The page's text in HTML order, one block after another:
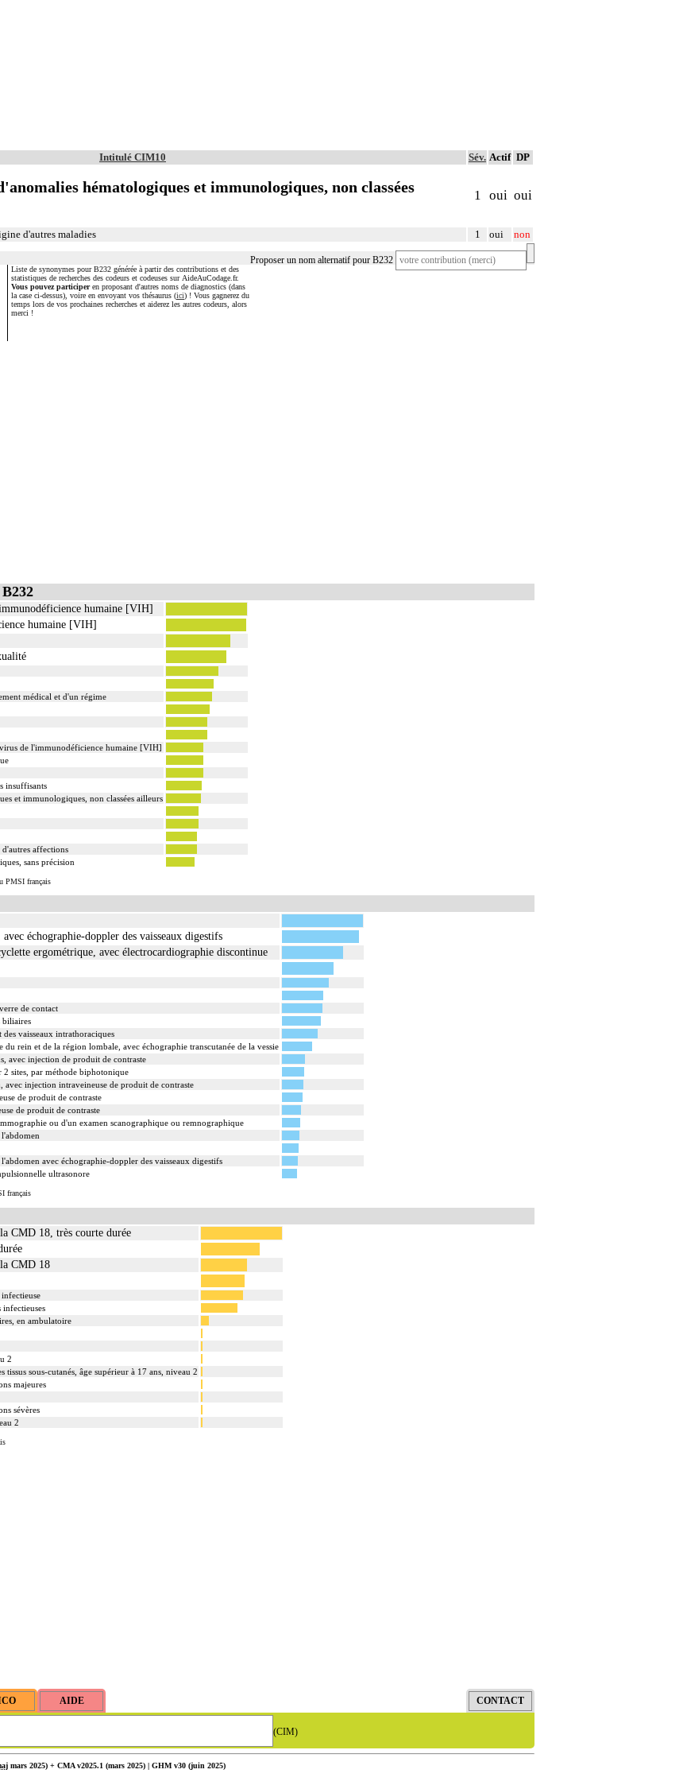
Intitulé CIM10 Sév. Actif DP
hématologiques et immunologiques, non classées
1 oui oui
d'autres maladies 1 oui non
Proposer un nom alternatif pour B232
Liste de synonymes pour B232 générée à partir des contributions et des
statistiques de recherches des codeurs et codeuses sur AideAuCodage.fr.
Vous pouvez participeren proposant d'autres noms de diagnostics (dans
la case ci-dessus), voire en envoyant vos thésaurus (ici) ! Vous gagnerez du
temps lors de vos prochaines recherches et aiderez les autres codeurs, alors
merci !
humaine [VIH]
humaine [VIH]
médical et d'un régime
de l'immunodéficience humaine [VIH]
insuffisants
et immunologiques, non classées ailleurs
affections
sans précision
PMSI français
échographie-doppler des vaisseaux digestifs
ergométrique, avec électrocardiographie discontinue
de contact
biliaires
vaisseaux intrathoraciques
rein et de la région lombale, avec échographie transcutanée de la vessie
avec injection de produit de contraste
2 sites, par méthode biphotonique
injection intraveineuse de produit de contraste
de produit de contraste
de produit de contraste
ou d'un examen scanographique ou remnographique
avec échographie-doppler des vaisseaux digestifs
ultrasonore
français
CMD 18, très courte durée
la CMD 18
en ambulatoire
2
sous-cutanés, âge supérieur à 17 ans, niveau 2
majeures
sévères
2
(CIM)
mars 2025) + CMA v2025.1 (mars 2025) | GHM v30 (juin 2025)